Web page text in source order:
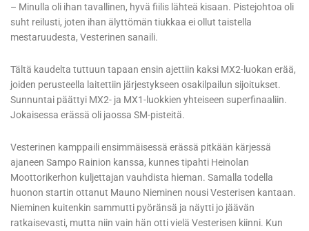
– Minulla oli ihan tavallinen, hyvä fiilis lähteä kisaan. Pistejohtoa oli
suht reilusti, joten ihan älyttömän tiukkaa ei ollut taistella
mestaruudesta, Vesterinen sanaili.
Tältä kaudelta tuttuun tapaan ensin ajettiin kaksi MX2-luokan erää,
joiden perusteella laitettiin järjestykseen osakilpailun sijoitukset.
Sunnuntai päättyi MX2- ja MX1-luokkien yhteiseen superfinaaliin.
Jokaisessa erässä oli jaossa SM-pisteitä.
Vesterinen kamppaili ensimmäisessä erässä pitkään kärjessä
ajaneen Sampo Rainion kanssa, kunnes tipahti Heinolan
Moottorikerhon kuljettajan vauhdista hieman. Samalla todella
huonon startin ottanut Mauno Nieminen nousi Vesterisen kantaan.
Nieminen kuitenkin sammutti pyöränsä ja näytti jo jäävän
ratkaisevasti, mutta niin vain hän otti vielä Vesterisen kiinni. Kun